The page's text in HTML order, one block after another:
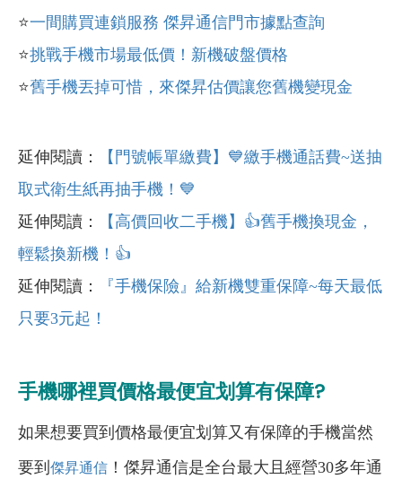
⭐一間購買連鎖服務 傑昇通信門市據點查詢
⭐挑戰手機市場最低價！新機破盤價格
⭐舊手機丟掉可惜，來傑昇估價讓您舊機變現金
延伸閱讀：
【門號帳單繳費】💙繳手機通話費~送抽
取式衛生紙再抽手機！💙
延伸閱讀：
【高價回收二手機】 👍舊手機換現金，
輕鬆換新機！ 👍
延伸閱讀：
『手機保險』給新機雙重保障~每天最低
只要3元起！
手機哪裡買價格最便宜划算有保障?
如果想要買到價格最便宜划算又有保障的手機當然
要到 傑昇通信 ！傑昇通信是全台最大且經營30多年通